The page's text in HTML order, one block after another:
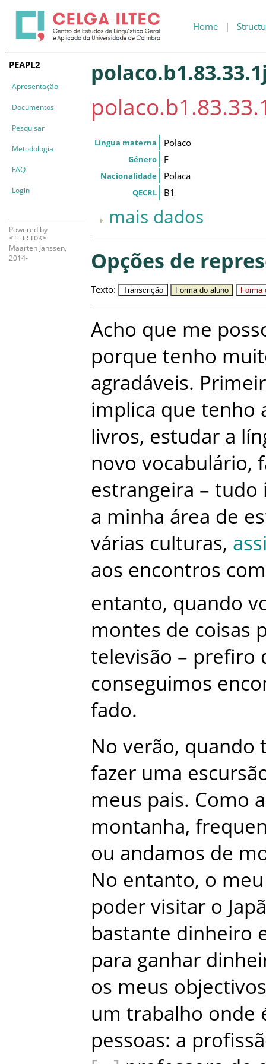
Home |
PEAPL2
Apresentação
Documentos
Pesquisar
Metodologia
FAQ
Login
Powered by
<TEI:TOK>
Maarten Janssen,
2014-
Língua materna Polaco
Género F
Nacionalidade Polaca
QECRL B1
mais dados
Opções de
Texto: Transcrição Forma do aluno Forma
Acho que me
porque tenho
agradáveis.
implica que tenho
livros, estudar a
novo vocabulário,
estrangeira – tudo
a minha área de
várias culturas,
aos encontros com
entanto, quando
montes de coisas
televisão – prefiro
conseguimos
fado.
No verão, quando
fazer uma
meus pais. Como a
montanha,
ou andamos de
No entanto, o meu
poder visitar o
bastante dinheiro
para ganhar
os meus objectivos
um trabalho onde
pessoas: a